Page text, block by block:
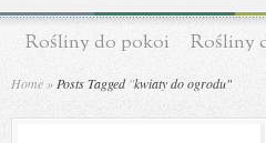
Rośliny do pokoi Rośliny
Home » Posts Tagged"kwiaty do ogrodu"